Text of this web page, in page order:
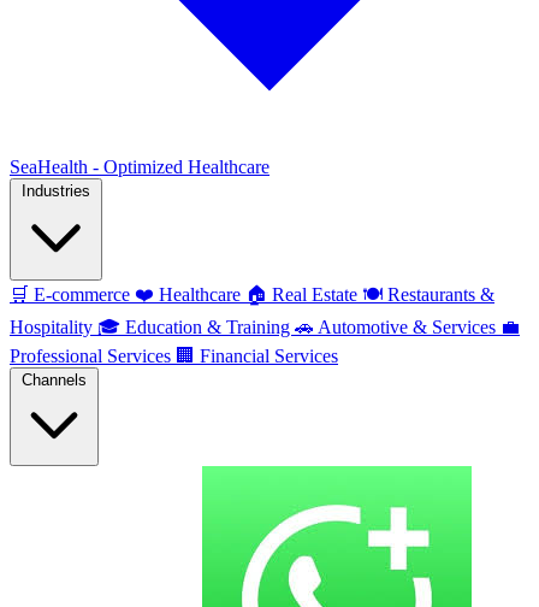
SeaHealth - Optimized Healthcare
🛒 E-commerce ❤️ Healthcare 🏠 Real Estate 🍽️ Restaurants &
Hospitality 🎓 Education & Training 🚗 Automotive & Services 💼
Professional Services 🏢 Financial Services